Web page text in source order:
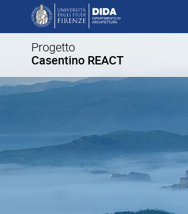
Progetto
Casentino REACT